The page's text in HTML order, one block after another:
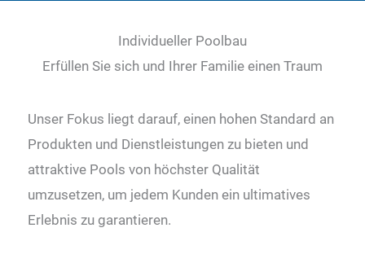
Individueller Poolbau
Erfüllen Sie sich und Ihrer Familie einen Traum
Unser Fokus liegt darauf, einen hohen Standard an
Produkten und Dienstleistungen zu bieten und
attraktive Pools von höchster Qualität
umzusetzen, um jedem Kunden ein ultimatives
Erlebnis zu garantieren.